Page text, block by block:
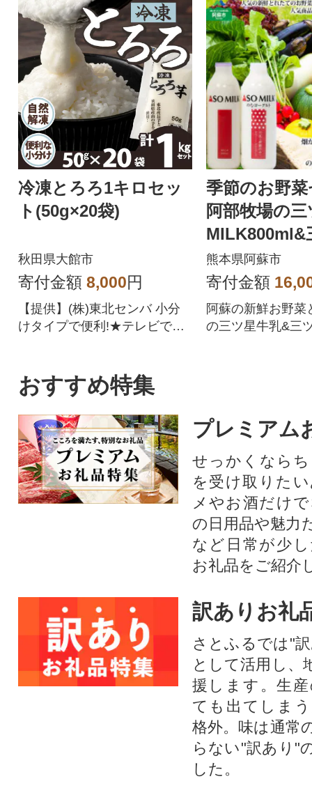
冷凍とろろ1キロセッ
ト(50g×20袋)
秋田県大館市
寄付金額 8,000円
【提供】(株)東北センバ 小分
けタイプで便利!★テレビで紹
らの『冷凍とろろ』が紹介さ
れました。そのまま食べて
も、お料理に活用してもいい
ですよ!!【お礼の品No】40P32
17
季節のお野
阿部牧場の
MILK800ml&
むヨーグル
ット
熊本県阿蘇市
寄付金額
阿蘇の新鮮お野菜
の三ツ星牛乳&三
おすすめ特集
プレミアム
せっかくなら
を受け取りた
メやお酒だけ
の日用品や魅力
など日常が少
お礼品をご紹介
訳ありお礼
さとふるでは"
として活用し、
援します。⽣
ても出てしま
格外。味は通常
らない"訳あり"
した。